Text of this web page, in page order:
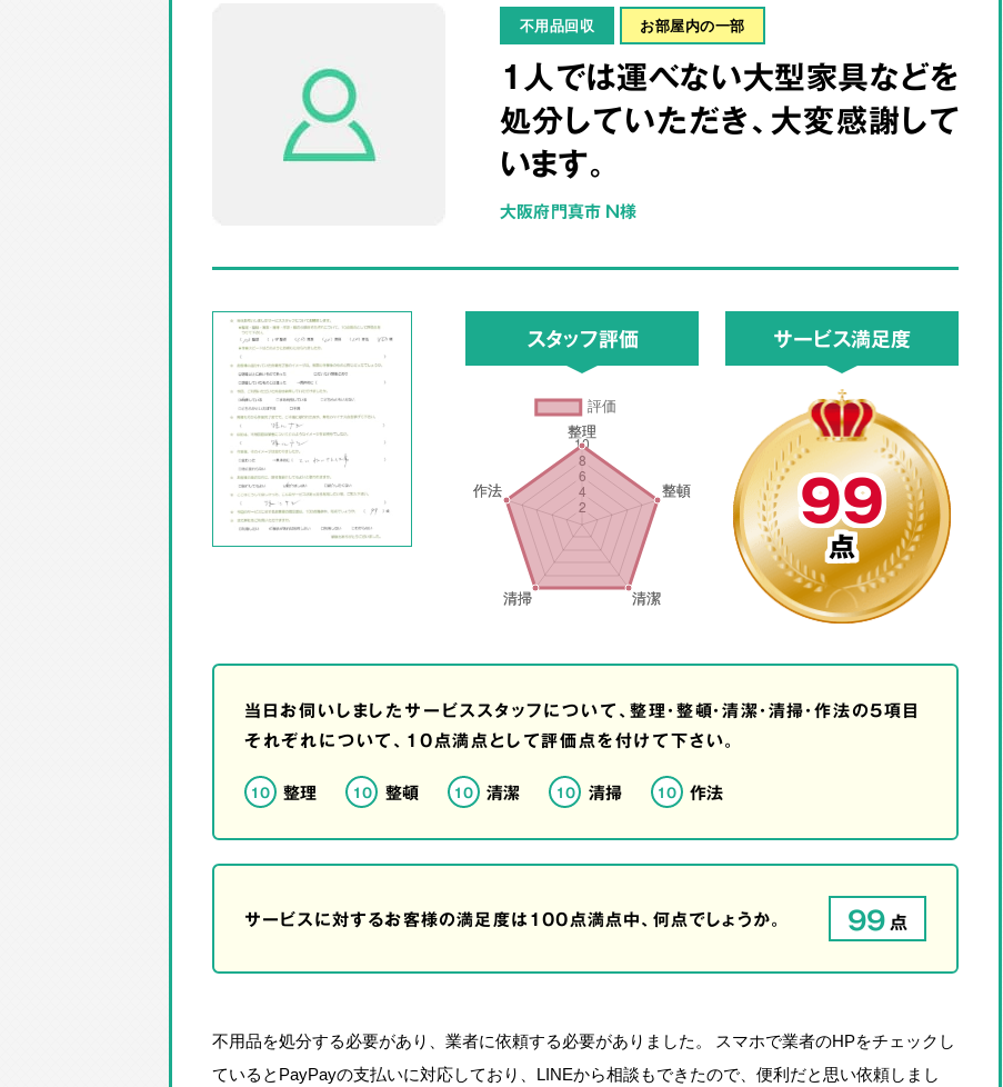
不用品回収 お部屋内の一部
1人では運べない大型家具などを
処分していただき、大変感謝して
います。
大阪府門真市 N様
スタッフ評価 サービス満足度
99
点
当日お伺いしましたサービススタッフについて、整理・整頓・清潔・清掃・作法の5項目
それぞれについて、10点満点として評価点を付けて下さい。
10 整理 10 整頓 10 清潔 10 清掃 10 作法
サービスに対するお客様の満足度は100点満点中、何点でしょうか。 99点
不用品を処分する必要があり、業者に依頼する必要がありました。 スマホで業者のHPをチェックし
ているとPayPayの支払いに対応しており、LINEから相談もできたので、便利だと思い依頼しまし